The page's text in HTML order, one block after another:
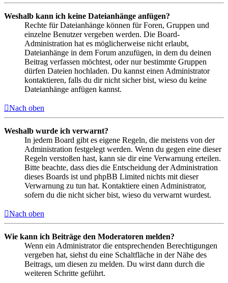
Weshalb kann ich keine Dateianhänge anfügen?
Rechte für Dateianhänge können für Foren, Gruppen und
einzelne Benutzer vergeben werden. Die Board-
Administration hat es möglicherweise nicht erlaubt,
Dateianhänge in dem Forum anzufügen, in dem du deinen
Beitrag verfassen möchtest, oder nur bestimmte Gruppen
dürfen Dateien hochladen. Du kannst einen Administrator
kontaktieren, falls du dir nicht sicher bist, wieso du keine
Dateianhänge anfügen kannst.
Nach oben
Weshalb wurde ich verwarnt?
In jedem Board gibt es eigene Regeln, die meistens von der
Administration festgelegt werden. Wenn du gegen eine dieser
Regeln verstoßen hast, kann sie dir eine Verwarnung erteilen.
Bitte beachte, dass dies die Entscheidung der Administration
dieses Boards ist und phpBB Limited nichts mit dieser
Verwarnung zu tun hat. Kontaktiere einen Administrator,
sofern du die nicht sicher bist, wieso du verwarnt wurdest.
Nach oben
Wie kann ich Beiträge den Moderatoren melden?
Wenn ein Administrator die entsprechenden Berechtigungen
vergeben hat, siehst du eine Schaltfläche in der Nähe des
Beitrags, um diesen zu melden. Du wirst dann durch die
weiteren Schritte geführt.